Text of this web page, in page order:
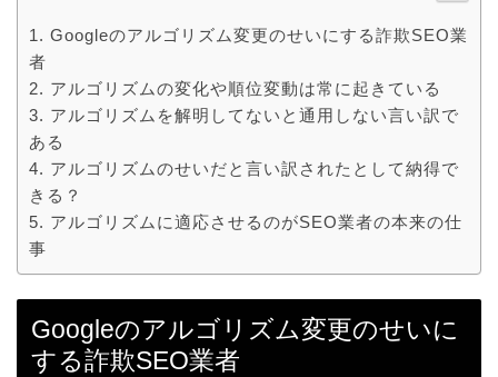
Googleのアルゴリズム変更のせいにする詐欺SEO業
者
アルゴリズムの変化や順位変動は常に起きている
アルゴリズムを解明してないと通用しない言い訳で
ある
アルゴリズムのせいだと言い訳されたとして納得で
きる？
アルゴリズムに適応させるのがSEO業者の本来の仕
事
Googleのアルゴリズム変更のせいに
する詐欺SEO業者